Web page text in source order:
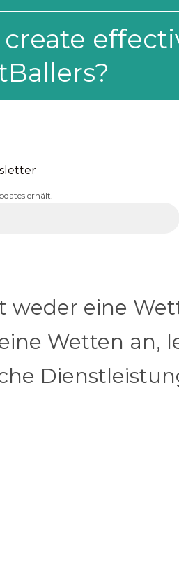
create
erhält.
weder eine
Wetten an,